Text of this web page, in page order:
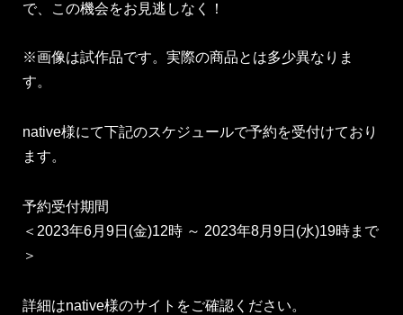
で、この機会をお見逃しなく！
※画像は試作品です。実際の商品とは多少異なりま
す。
native様にて下記のスケジュールで予約を受付けており
ます。
予約受付期間
＜2023年6月9日(金)12時 ～ 2023年8月9日(水)19時まで
＞
詳細はnative様のサイトをご確認ください。